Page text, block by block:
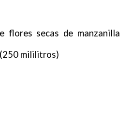
flores secas de manzanilla
mililitros)